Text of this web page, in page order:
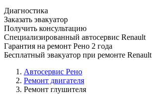
Диагностика
Заказать эвакуатор
Получить консультацию
Специализированный автосервис Renault
Гарантия на ремонт Рено 2 года
Бесплатный эвакуатор при ремонте Renault
Автосервис Рено
Ремонт двигателя
Ремонт глушителя